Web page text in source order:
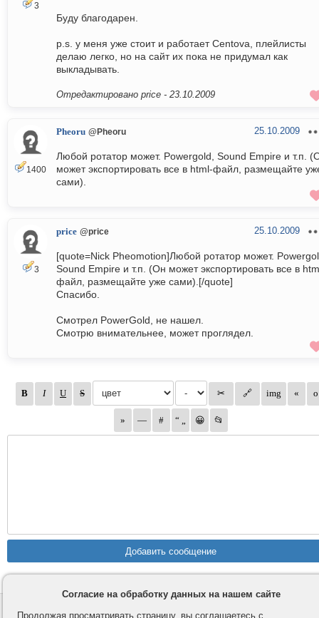
3
Буду благодарен.
p.s. у меня уже стоит и работает Centova, плейлисты
делаю легко, но на сайт их пока не придумал как
выкладывать.
Отредактировано price - 23.10.2009
1400
Pheoru @Pheoru 25.10.2009
Любой ротатор может. Powergold, Sound Empire и т.п.
может экспортировать все в html-файл, размещайте
сами).
3
price @price 25.10.2009
[quote=Nick Pheomotion]Любой ротатор может.
Sound Empire и т.п. (Он может экспортировать все в
файл, размещайте уже сами).[/quote]
Спасибо.
Смотрел PowerGold, не нашел.
Смотрю внимательнее, может проглядел.
Контакты Privacy и Cookie
Согласие на обработку данных на нашем сайте
Продолжая просматривать страницу, вы соглашаетесь с